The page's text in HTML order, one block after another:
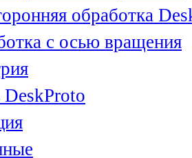
обработка
с осью вращения
DeskProto